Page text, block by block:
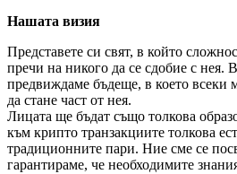
Нашата визия
Представете си свят, в който
пречи на никого да се сдобие с нея.
предвиждаме бъдеще, в което всеки
да стане част от нея.
Лицата ще бъдат също толкова
към крипто транзакциите толкова
традиционните пари. Ние сме се
гарантираме, че необходимите